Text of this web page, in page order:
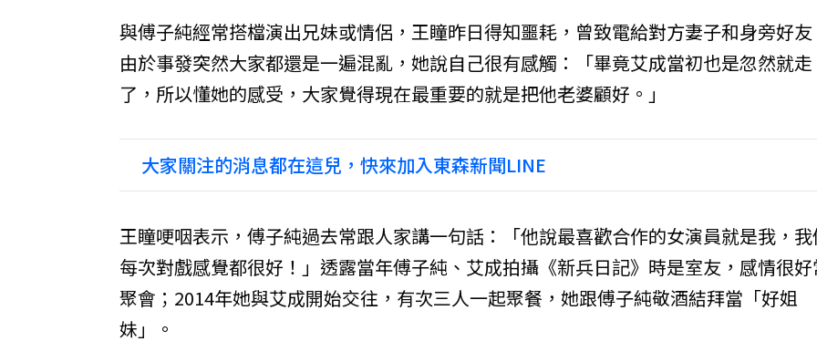
與傅子純經常搭檔演出兄妹或情侶，王瞳昨日得知噩耗，曾致電給對方妻子和身旁好
由於事發突然大家都還是一遍混亂，她說自己很有感觸：「畢竟艾成當初也是忽然就走
了，所以懂她的感受，大家覺得現在最重要的就是把他老婆顧好。」
大家關注的消息都在這兒，快來加入東森新聞LINE
王瞳哽咽表示，傅子純過去常跟人家講一句話：「他說最喜歡合作的女演員就是我，
每次對戲感覺都很好！」透露當年傅子純、艾成拍攝《新兵日記》時是室友，感情很
聚會；2014年她與艾成開始交往，有次三人一起聚餐，她跟傅子純敬酒結拜當「好姐
妹」。